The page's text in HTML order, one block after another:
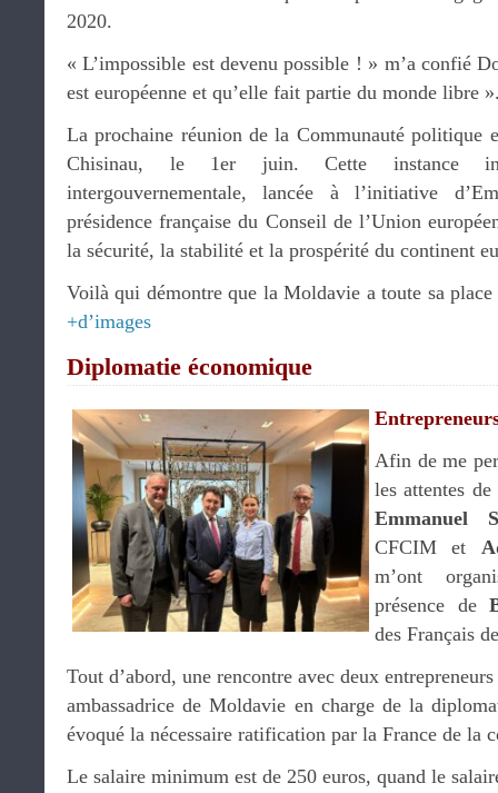
2020.
« L’impossible est devenu possible ! » m’a confié
est européenne et qu’elle fait partie du monde libre
La prochaine réunion de la Communauté politique
Chisinau, le 1er juin. Cette instance
intergouvernementale, lancée à l’initiative
présidence française du Conseil de l’Union
la sécurité, la stabilité et la prospérité du continent
Voilà qui démontre que la Moldavie a toute sa
+d’images
Diplomatie économique
Afin de me
les attentes
Emmanuel
CFCIM et
m’ont
présence de
des Français
Tout d’abord, une rencontre avec deux
ambassadrice de Moldavie en charge de la
évoqué la nécessaire ratification par la France de la
Le salaire minimum est de 250 euros, quand le